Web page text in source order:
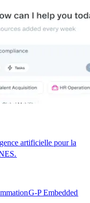
artificielle pour la
G-P Embedded​​